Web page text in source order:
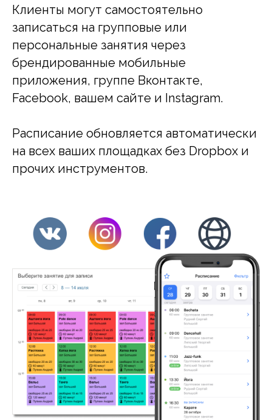
Клиенты могут самостоятельно
записаться на групповые или
персональные занятия через
брендированные мобильные
приложения, группе Вконтакте,
Facebook, вашем сайте и Instagram.
Расписание обновляется автоматически
на всех ваших площадках без Dropbox и
прочих инструментов.